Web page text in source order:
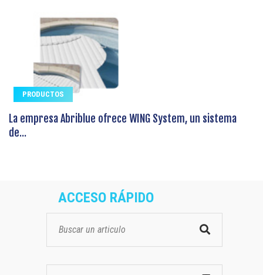
PRODUCTOS
La empresa Abriblue ofrece WING System, un sistema
de...
ACCESO RÁPIDO